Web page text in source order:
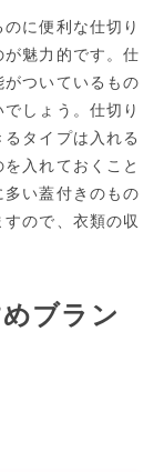
に便利な仕切り
魅力的です。仕
ついているもの
しょう。仕切り
タイプは入れる
入れておくこと
い蓋付きのもの
ので、衣類の収
ブラン